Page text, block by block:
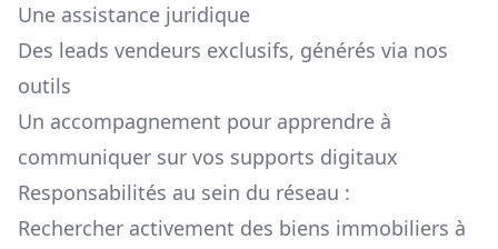
Une assistance juridique
Des leads vendeurs exclusifs, générés via nos
outils
Un accompagnement pour apprendre à
communiquer sur vos supports digitaux
Responsabilités au sein du réseau :
Rechercher activement des biens immobiliers à